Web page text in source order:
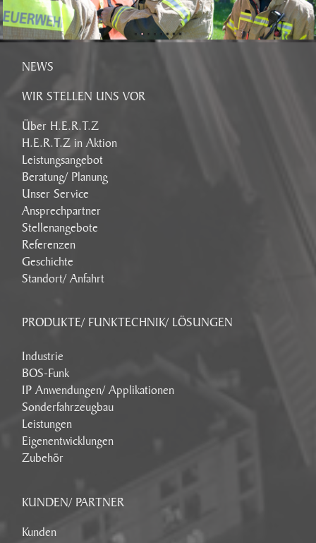
NEWS
WIR STELLEN UNS VOR
Über H.E.R.T.Z
H.E.R.T.Z in Aktion
Leistungsangebot
Beratung/ Planung
Unser Service
Ansprechpartner
Stellenangebote
Referenzen
Geschichte
Standort/ Anfahrt
PRODUKTE/ FUNKTECHNIK/ LÖSUNGEN
Industrie
BOS-Funk
IP Anwendungen/ Applikationen
Sonderfahrzeugbau
Leistungen
Eigenentwicklungen
Zubehör
KUNDEN/ PARTNER
Kunden